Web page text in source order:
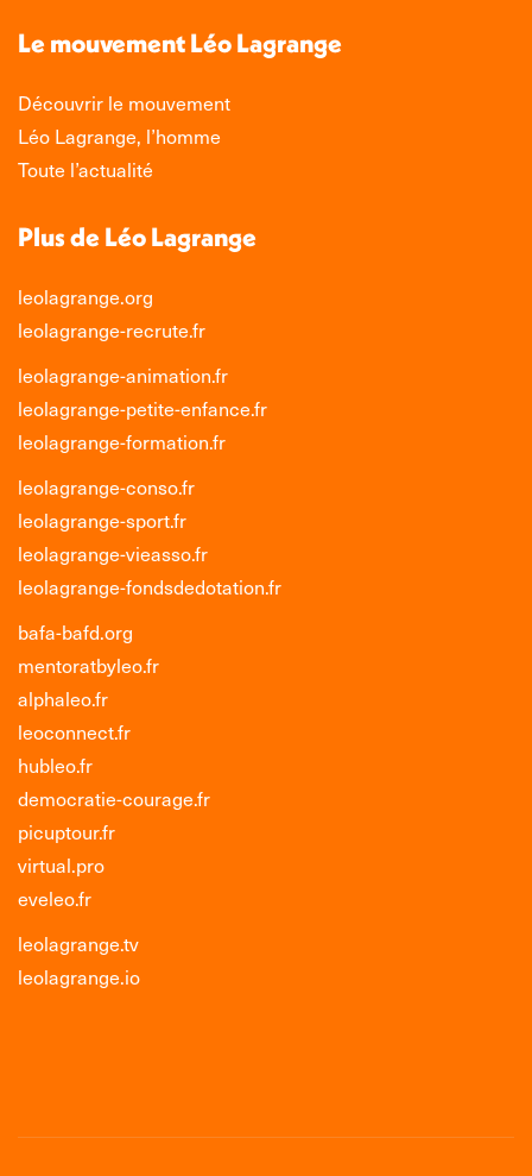
s'ouvre
une
nouvelle
fenêtre
s'ouvre
une
fenêtre
s'ouvre
une
nouvelle
fenêtre
s'ouvre
une
nouvelle
fenêtre
Le mouvement Léo Lagrange
Découvrir le mouvement
Léo Lagrange, l’homme
Toute l’actualité
Plus de Léo Lagrange
leolagrange.org
leolagrange-recrute.fr
leolagrange-animation.fr
leolagrange-petite-enfance.fr
leolagrange-formation.fr
leolagrange-conso.fr
leolagrange-sport.fr
leolagrange-vieasso.fr
leolagrange-fondsdedotation.fr
bafa-bafd.org
mentoratbyleo.fr
alphaleo.fr
leoconnect.fr
hubleo.fr
democratie-courage.fr
picuptour.fr
virtual.pro
eveleo.fr
leolagrange.tv
leolagrange.io